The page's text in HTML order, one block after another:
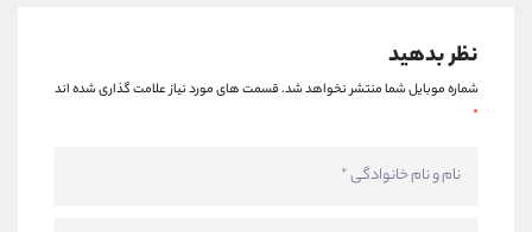
نظر بدهید
شماره موبایل شما منتشر نخواهد شد.قسمت های مورد نیاز علامت گذاری شده اند
*